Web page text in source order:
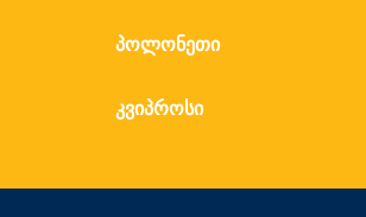
პოლონეთი
კვიპროსი